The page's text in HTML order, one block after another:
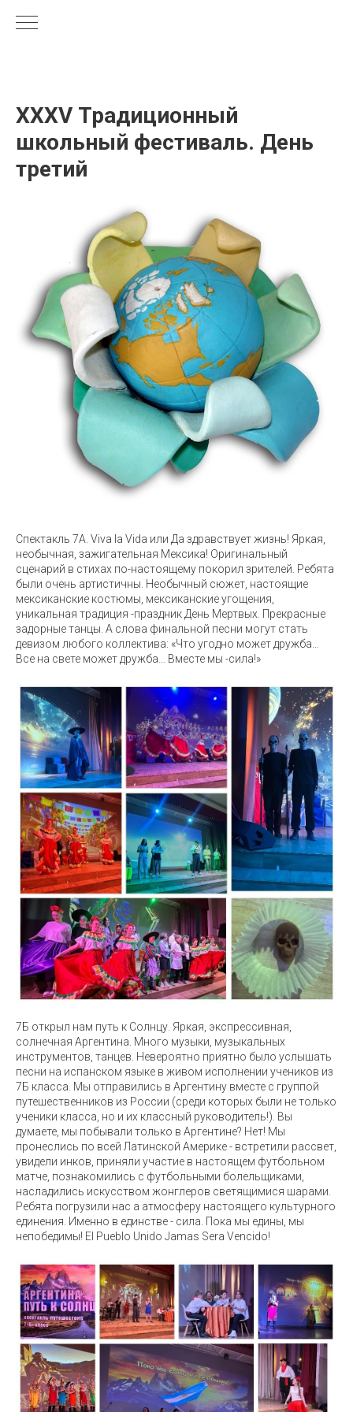
XXXV Традиционный
школьный фестиваль. День
третий
Спектакль 7А. Viva la Vida или Да здравствует жизнь! Яркая,
необычная, зажигательная Мексика! Оригинальный
сценарий в стихах по-настоящему покорил зрителей. Ребята
были очень артистичны. Необычный сюжет, настоящие
мексиканские костюмы, мексиканские угощения,
уникальная традиция -праздник День Мертвых. Прекрасные
задорные танцы. А слова финальной песни могут стать
девизом любого коллектива: «Что угодно может дружба…
Все на свете может дружба… Вместе мы -сила!»
7Б открыл нам путь к Солнцу. Яркая, экспрессивная,
солнечная Аргентина. Много музыки, музыкальных
инструментов, танцев. Невероятно приятно было услышать
песни на испанском языке в живом исполнении учеников из
7Б класса. Мы отправились в Аргентину вместе с группой
путешественников из России (среди которых были не только
ученики класса, но и их классный руководитель!). Вы
думаете, мы побывали только в Аргентине? Нет! Мы
пронеслись по всей Латинской Америке - встретили рассвет,
увидели инков, приняли участие в настоящем футбольном
матче, познакомились с футбольными болельщиками,
насладились искусством жонглеров светящимися шарами.
Ребята погрузили нас а атмосферу настоящего культурного
единения. Именно в единстве - сила. Пока мы едины, мы
непобедимы! El Pueblo Unido Jamas Sera Vencido!